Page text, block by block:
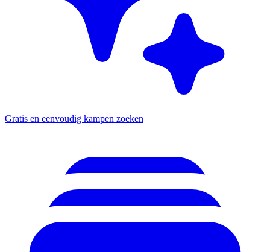
Gratis en eenvoudig kampen zoeken